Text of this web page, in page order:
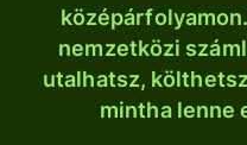
nemzetközi
utalhatsz,
mintha lenne